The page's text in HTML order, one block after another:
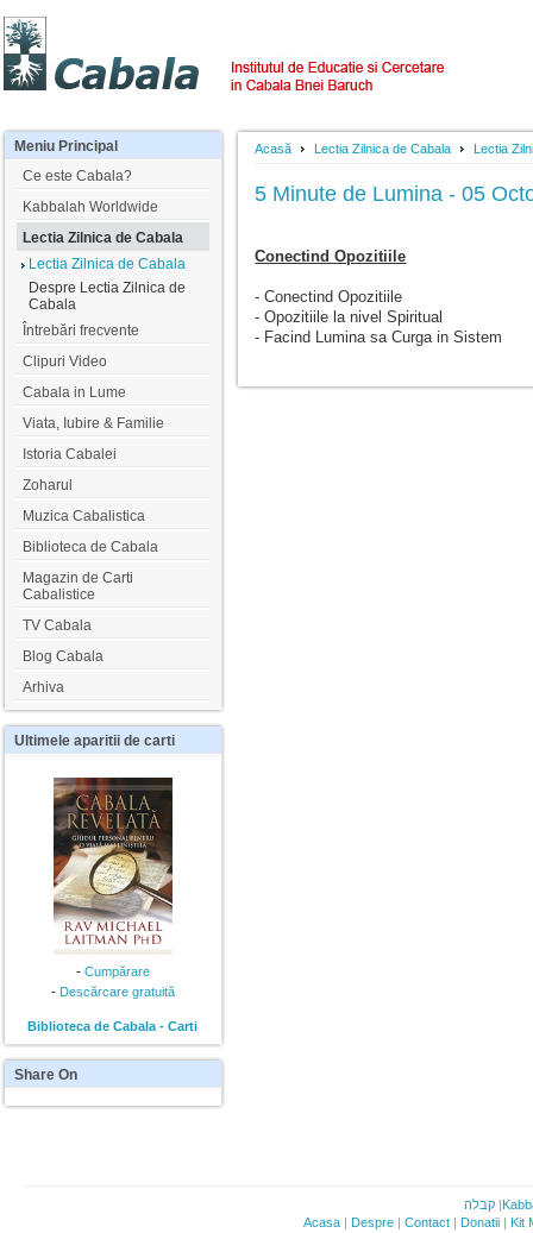
Acasă Lectia Zilnica de Cabala Lectia
5 Minute de Lumina - 05
Conectind Opozitiile
- Conectind Opozitiile
- Opozitiile la nivel Spiritual
- Facind Lumina sa Curga in Sistem
Meniu Principal
Ce este Cabala?
Kabbalah Worldwide
Lectia Zilnica de Cabala
Lectia Zilnica de Cabala
Despre Lectia Zilnica de
Cabala
Întrebări frecvente
Clipuri Video
Cabala in Lume
Viata, Iubire & Familie
Istoria Cabalei
Zoharul
Muzica Cabalistica
Biblioteca de Cabala
Magazin de Carti
Cabalistice
TV Cabala
Blog Cabala
Arhiva
Ultimele aparitii de carti
- Cumpărare
- Descărcare gratuită
Biblioteca de Cabala - Carti
Share On
קבלה |
Acasa | Despre |Contact | Donatii | Kit